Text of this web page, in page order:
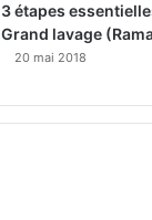
3 étapes
Grand lavage
20 mai 2018